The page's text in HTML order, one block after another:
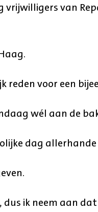
van
reden voor een
wél aan de
dag
ik neem aan